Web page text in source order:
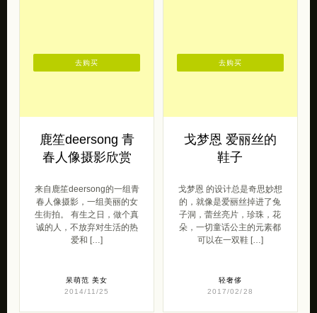
鹿笙deersong 青
春人像摄影欣赏
来自鹿笙deersong的一组青
春人像摄影，一组美丽的女
生街拍。 有生之日，做个真
诚的人，不放弃对生活的热
爱和 […]
呆萌范 美女
2014/11/25
去购买
戈梦恩 爱丽丝的
鞋子
戈梦恩 的设计总是奇思妙想
的，就像是爱丽丝掉进了兔
子洞，蕾丝亮片，珍珠，花
朵，一切童话公主的元素都
可以在一双鞋 […]
轻奢侈
2017/02/28
去购买